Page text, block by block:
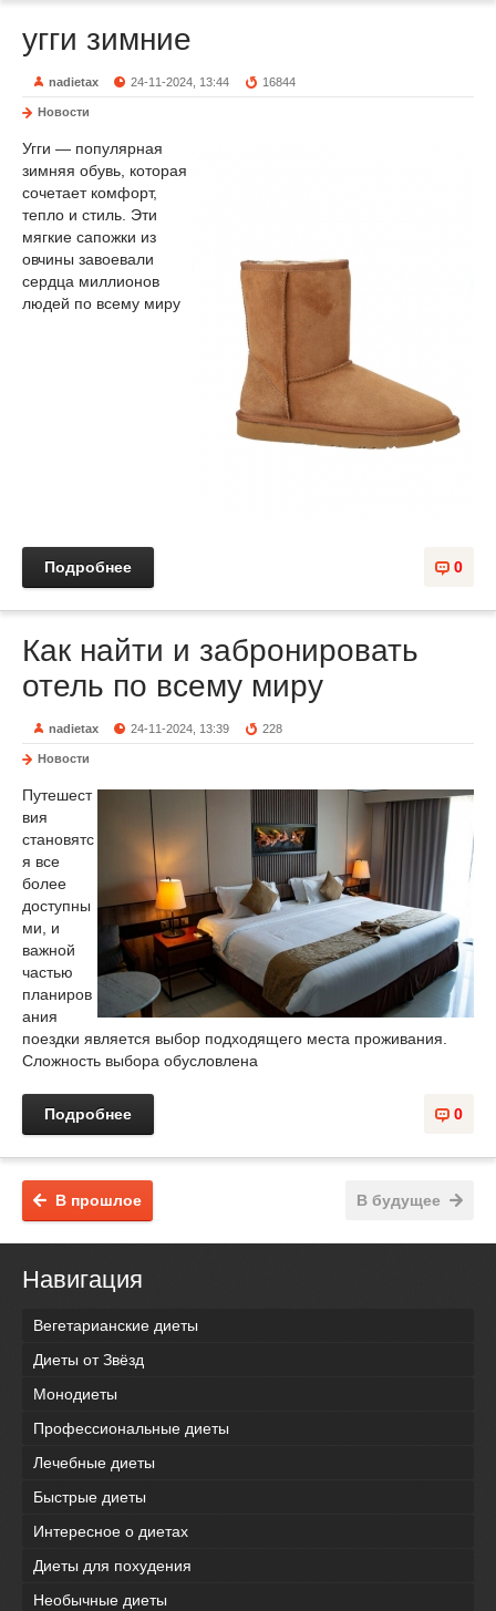
угги зимние
nadietax 24-11-2024, 13:44 16844
Новости
Угги — популярная
зимняя обувь, которая
сочетает комфорт,
тепло и стиль. Эти
мягкие сапожки из
овчины завоевали
сердца миллионов
людей по всему миру
0
Подробнее
Как найти и забронировать
отель по всему миру
nadietax 24-11-2024, 13:39 228
Новости
Путешест
вия
становятс
я все
более
доступны
ми, и
важной
частью
планиров
ания
поездки является выбор подходящего места проживания.
Сложность выбора обусловлена
0
Подробнее
В будущее
В прошлое
Навигация
Вегетарианские диеты
Диеты от Звёзд
Монодиеты
Профессиональные диеты
Лечебные диеты
Быстрые диеты
Интересное о диетах
Диеты для похудения
Необычные диеты